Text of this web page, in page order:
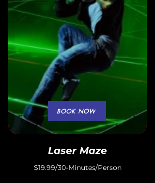
Laser Maze
$19.99/30-Minutes/Person
BOOK NOW